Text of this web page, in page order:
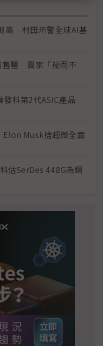
高 村田示警全球AI基
售罄 買家「祕而不
科第2代ASIC產品
Musk捨超微全面
估SerDes 448G為銅